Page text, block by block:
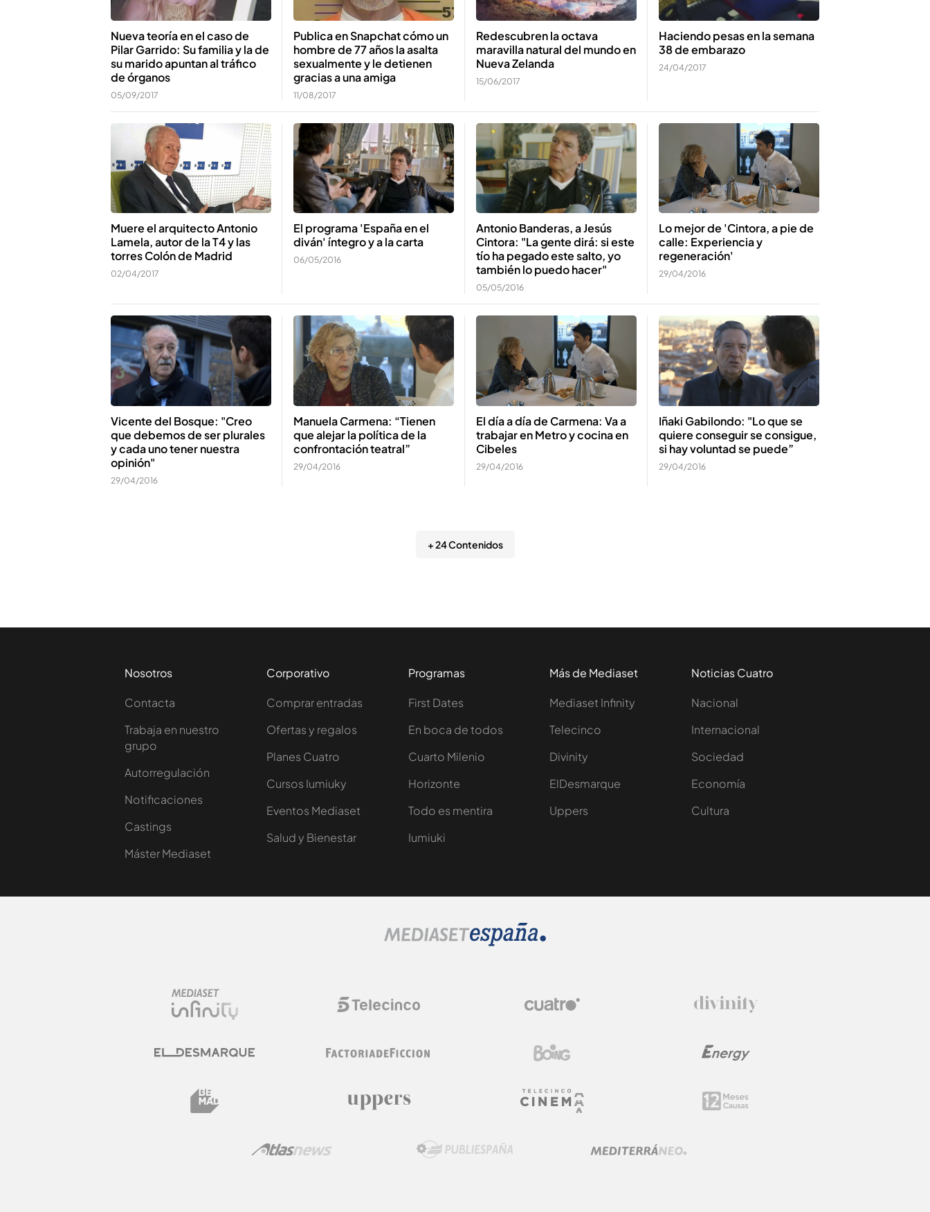
Nueva teoría en el caso de
Pilar Garrido: Su familia y la de
su marido apuntan al tráfico
de órganos
05/09/2017
Publica en Snapchat cómo un
hombre de 77 años la asalta
sexualmente y le detienen
gracias a una amiga
11/08/2017
Redescubren la octava
maravilla natural del mundo en
Nueva Zelanda
15/06/2017
Haciendo pesas en la semana
38 de embarazo
24/04/2017
Muere el arquitecto Antonio
Lamela, autor de la T4 y las
torres Colón de Madrid
02/04/2017
El programa 'España en el
diván' íntegro y a la carta
06/05/2016
Antonio Banderas, a Jesús
Cintora: "La gente dirá: si este
tío ha pegado este salto, yo
también lo puedo hacer"
05/05/2016
Lo mejor de 'Cintora, a pie de
calle: Experiencia y
regeneración'
29/04/2016
Vicente del Bosque: "Creo
que debemos de ser plurales
y cada uno tener nuestra
opinión"
29/04/2016
Manuela Carmena: “Tienen
que alejar la política de la
confrontación teatral”
29/04/2016
El día a día de Carmena: Va a
trabajar en Metro y cocina en
Cibeles
29/04/2016
Iñaki Gabilondo: "Lo que se
quiere conseguir se consigue,
si hay voluntad se puede”
29/04/2016
+ 24 Contenidos
Nosotros
Contacta
Trabaja en nuestro
grupo
Autorregulación
Notificaciones
Castings
Máster Mediaset
Corporativo
Comprar entradas
Ofertas y regalos
Planes Cuatro
Cursos Iumiuky
Eventos Mediaset
Salud y Bienestar
Programas
First Dates
En boca de todos
Cuarto Milenio
Horizonte
Todo es mentira
Iumiuki
Más de Mediaset
Mediaset Infinity
Telecinco
Divinity
ElDesmarque
Uppers
Noticias Cuatro
Nacional
Internacional
Sociedad
Economía
Cultura